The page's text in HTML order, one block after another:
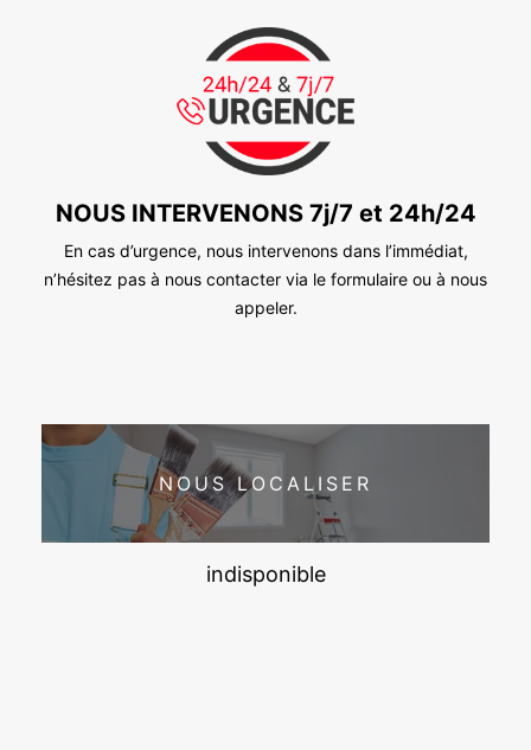
NOUS INTERVENONS 7j/7 et 24h/24
En cas d’urgence, nous intervenons dans l’immédiat,
n’hésitez pas à nous contacter via le formulaire ou à nous
appeler.
NOUS LOCALISER
indisponible